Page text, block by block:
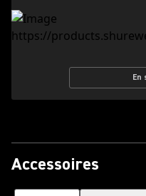
En
Accessoires